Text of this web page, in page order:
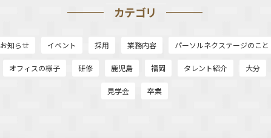
カテゴリ
お知らせ イベント 採用 業務内容 パーソルネクステージのこと
オフィスの様子 研修 鹿児島 福岡 タレント紹介 大分
見学会 卒業